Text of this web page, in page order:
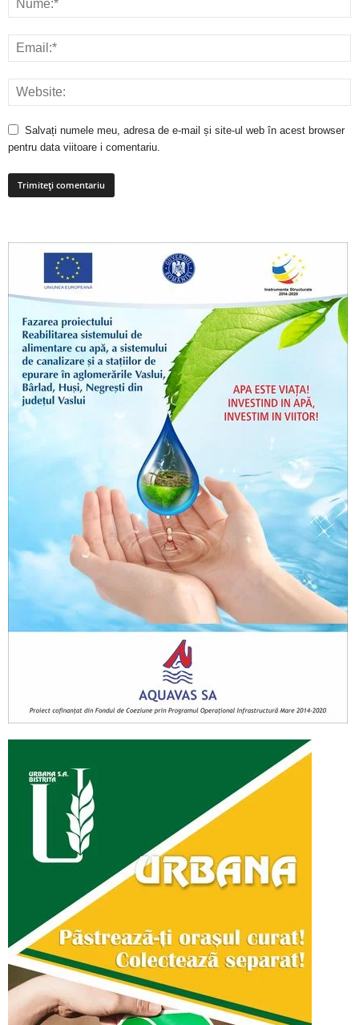
Salvați numele meu, adresa de e-mail și site-ul web în acest browser
pentru data viitoare i comentariu.